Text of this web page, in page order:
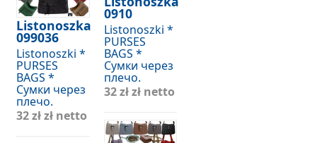
Listonoszka
099036
Listonoszki *
PURSES
BAGS *
Сумки через
плечо.
32 złzł netto
0910
Listonoszki *
PURSES
BAGS *
Сумки через
плечо.
32 złzł netto